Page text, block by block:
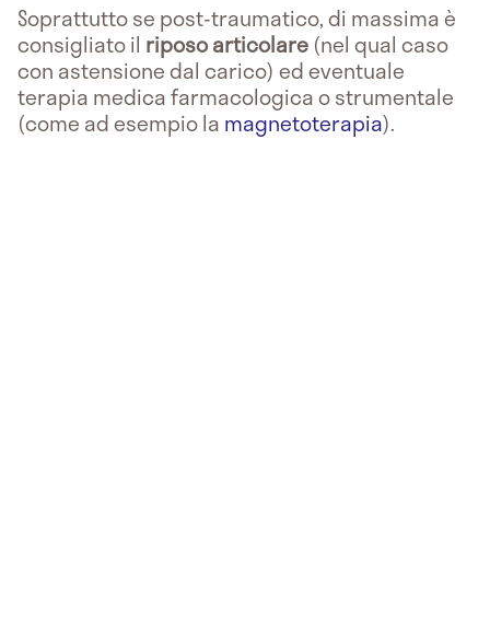
Soprattutto se post-traumatico, di massima è
consigliato il riposo articolare (nel qual caso
con astensione dal carico) ed eventuale
terapia medica farmacologica o strumentale
(come ad esempio la magnetoterapia).